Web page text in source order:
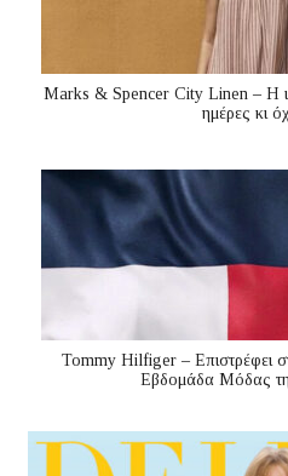
Marks & Spencer City Linen – Η
ημέρες κι
Tommy Hilfiger – Επιστρέφει
Εβδομάδα Μόδας